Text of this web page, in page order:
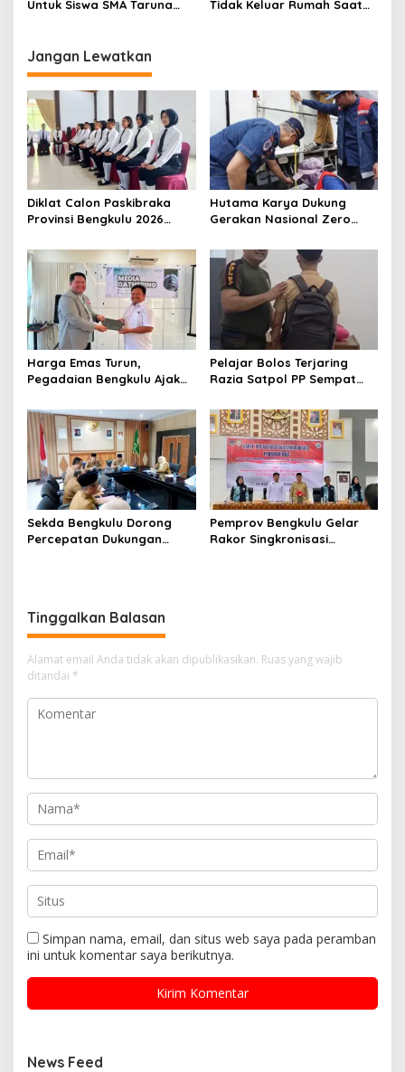
Untuk Siswa SMA Taruna
Tidak Keluar Rumah Saat
Jangan Lewatkan
Diklat Calon Paskibraka
Provinsi Bengkulu 2026
Hutama Karya Dukung
Gerakan Nasional Zero
Selamat Sampai Tujuan
(SETUJU)
Harga Emas Turun,
Pegadaian Bengkulu Ajak
Investasi
Pelajar Bolos Terjaring
Razia Satpol PP Sempat
Sekda Bengkulu Dorong
Percepatan Dukungan
Pemprov Bengkulu Gelar
Rakor Singkronisasi
Tinggalkan Balasan
Alamat email Anda tidak akan dipublikasikan. Ruas yang wajib
ditandai *
Simpan nama, email, dan situs web saya pada peramban
ini untuk komentar saya berikutnya.
News Feed